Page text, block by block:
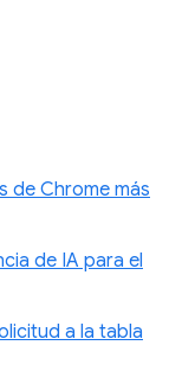
de Chrome más
de IA para el
a la tabla